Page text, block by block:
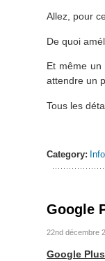
Allez, pour
De quoi
Et même un
attendre un
Tous les
Category:
Google
22nd décembre
Google